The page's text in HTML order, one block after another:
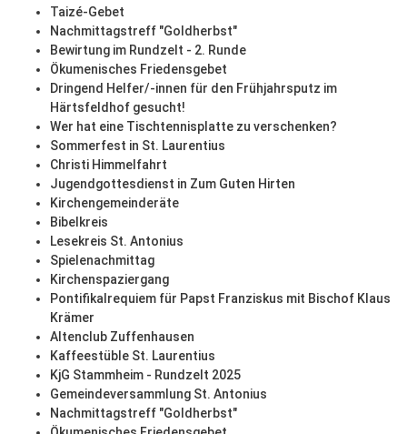
Taizé-Gebet
Nachmittagstreff "Goldherbst"
Bewirtung im Rundzelt - 2. Runde
Ökumenisches Friedensgebet
Dringend Helfer/-innen für den Frühjahrsputz im
Härtsfeldhof gesucht!
Wer hat eine Tischtennisplatte zu verschenken?
Sommerfest in St. Laurentius
Christi Himmelfahrt
Jugendgottesdienst in Zum Guten Hirten
Kirchengemeinderäte
Bibelkreis
Lesekreis St. Antonius
Spielenachmittag
Kirchenspaziergang
Pontifikalrequiem für Papst Franziskus mit Bischof Klaus
Krämer
Altenclub Zuffenhausen
Kaffeestüble St. Laurentius
KjG Stammheim - Rundzelt 2025
Gemeindeversammlung St. Antonius
Nachmittagstreff "Goldherbst"